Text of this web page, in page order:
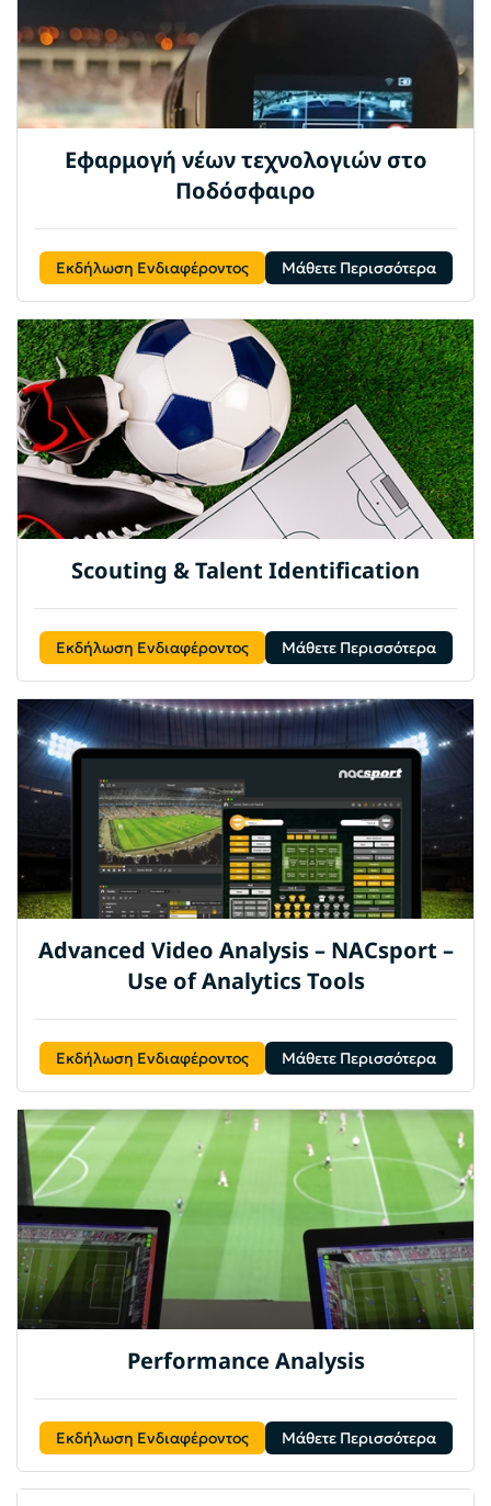
Εφαρμογή νέων τεχνολογιών στο
Ποδόσφαιρο
Εκδήλωση Ενδιαφέροντος Μάθετε Περισσότερα
Scouting & Talent Identification
Εκδήλωση Ενδιαφέροντος Μάθετε Περισσότερα
Advanced Video Analysis – NACsport –
Use of Analytics Tools
Εκδήλωση Ενδιαφέροντος Μάθετε Περισσότερα
Performance Analysis
Εκδήλωση Ενδιαφέροντος Μάθετε Περισσότερα